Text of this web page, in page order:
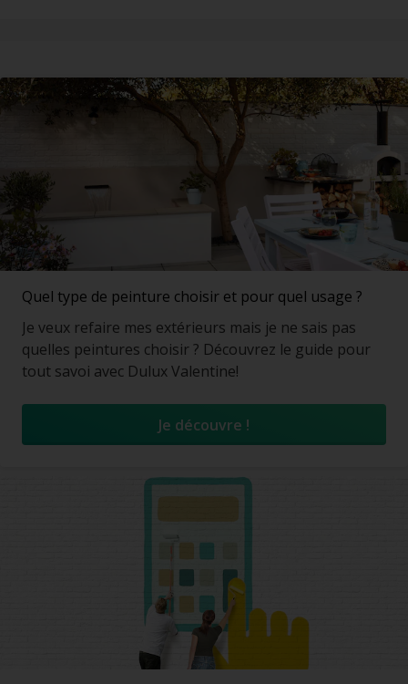
Quel type de peinture choisir et pour quel usage ?
Je veux refaire mes extérieurs mais je ne sais pas
quelles peintures choisir ? Découvrez le guide pour
tout savoi avec Dulux Valentine!
Je découvre !